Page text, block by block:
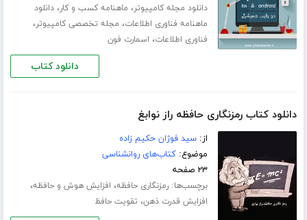
دانلود مجله کامپیوتر، ماهنامه کسب و کار،دانلود
ماهنامه فناوری اطلاعات، مجله تخصصی کامپیوتر،
فناوری اطلاعات، اسمارت فون
دانلود کتاب
دانلود کتاب رمزنگاری حافظه راز نوابغ
از:سید فوژان حکیم زاده
موضوع:کتاب‌های روانشناسی
۲۳ صفحه
برچسب‌ها:رمزنگاری حافظه، افزایش هوش و حافظه،
افزایش قدرت ذهن، تقویت حافظ